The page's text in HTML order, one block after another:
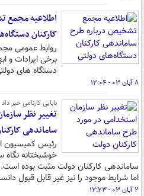
اطلاعیه مجمع
کارکنان
روابط عمومی
برخی ایرادات و
دستگاه های
۸ آبان ۰۳ - ۱۲:۰۴
بابایی کارنامی خبر داد
تغییر نظر
ساماندهی
رئیس کمیسیون
خوشبختانه
ساماندهی کارکنان دولت مثبت بوده است.
اما شرایط موجود را نیز غیر قابل قبول
۲ آبان ۰۳ - ۱۲:۲۳